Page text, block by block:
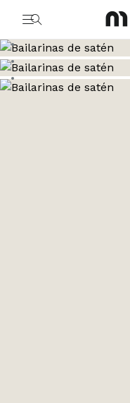
Ver la imagen 2
Ver la imagen 3
Ver la imagen 4